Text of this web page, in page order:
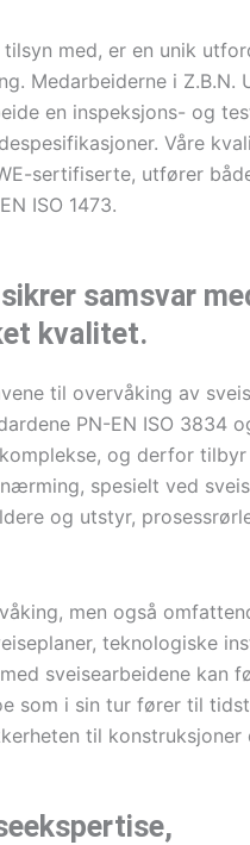
med, er en unik
Medarbeiderne i Z.B.N.
en inspeksjons- og
Våre
sertifiserte, utfører
ISO 1473.
samsvar
kvalitet.
til overvåking av
PN-EN ISO 3834
og derfor
spesielt ved
og utstyr,
men også
teknologiske
sveisearbeidene kan
som i sin tur fører til
til konstruksjoner